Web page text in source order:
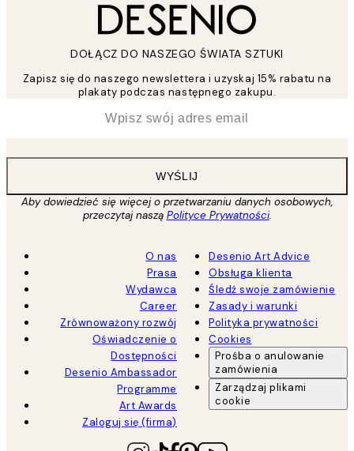
DOŁĄCZ DO NASZEGO ŚWIATA SZTUKI
Zapisz się do naszego newslettera i uzyskaj 15% rabatu na
plakaty podczas następnego zakupu.
WYŚLIJ
Aby dowiedzieć się więcej o przetwarzaniu danych osobowych,
przeczytaj naszą Polityce Prywatności.
O nas
Prasa
Wydawca
Career
Zrównoważony rozwój
Oświadczenie o
Dostępności
Desenio Ambassador
Programme
Art Awards
Zaloguj się (firma)
Desenio Art Advice
Obsługa klienta
Śledź swoje zamówienie
Zasady i warunki
Polityka prywatności
Cookies
Prośba o anulowanie
zamówienia
Zarządzaj plikami
cookie